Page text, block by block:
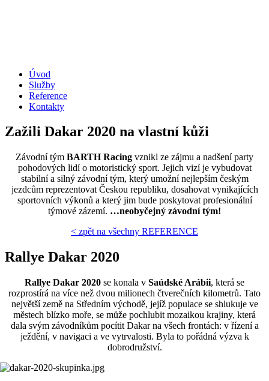
Úvod
Služby
Reference
Kontakty
Zažili Dakar 2020 na vlastní kůži
Závodní tým BARTH Racing vznikl ze zájmu a nadšení party
pohodových lidí o motoristický sport. Jejich vizí je vybudovat
stabilní a silný závodní tým, který umožní nejlepším českým
jezdcům reprezentovat Českou republiku, dosahovat vynikajících
sportovních výkonů a který jim bude poskytovat profesionální
týmové zázemí. …neobyčejný závodní tým!
< zpět na všechny REFERENCE
Rallye Dakar 2020
Rallye Dakar 2020 se konala v Saúdské Arábii, která se
rozprostírá na více než dvou milionech čtverečních kilometrů. Tato
největší země na Středním východě, jejíž populace se shlukuje ve
městech blízko moře, se může pochlubit mozaikou krajiny, která
dala svým závodníkům pocítit Dakar na všech frontách: v řízení a
ježdění, v navigaci a ve vytrvalosti. Byla to pořádná výzva k
dobrodružství.